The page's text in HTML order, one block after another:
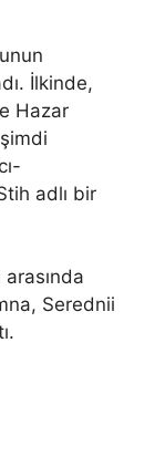
İlkinde,
Hazar
adlı bir
Serednii